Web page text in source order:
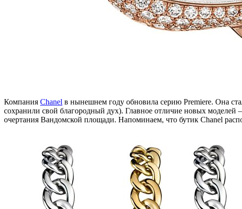
Компания Chanel в нынешнем году обновила серию Premiere. Она
сохранили свой благородный дух). Главное отличие новых
очертания Вандомской площади. Напоминаем, что бутик Chanel